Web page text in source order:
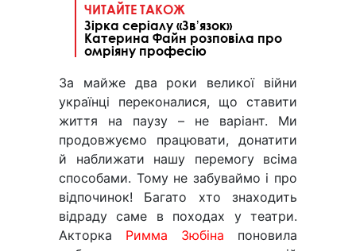
ЧИТАЙТЕ ТАКОЖ
Зірка серіалу «Звʼязок»
Катерина Файн розповіла про
омріяну професію
За майже два роки великої війни
українці переконалися, що ставити
життя на паузу – не варіант. Ми
продовжуємо працювати, донатити
й наближати нашу перемогу всіма
способами. Тому не забуваймо і про
відпочинок! Багато хто знаходить
відраду саме в походах у театри.
Акторка Римма Зюбіна поновила